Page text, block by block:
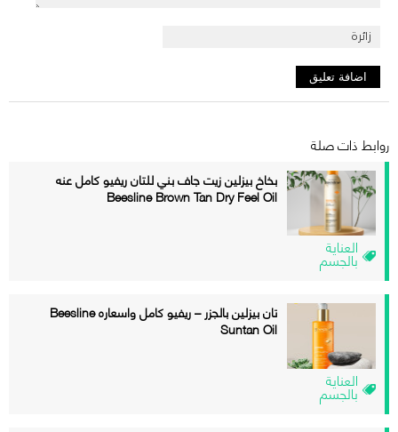
روابط ذات صلة
العناية
بالجسم
بخاخ بيزلين زيت جاف بني للتان ريفيو كامل عنه
Beesline Brown Tan Dry Feel Oil
العناية
بالجسم
تان بيزلين بالجزر – ريفيو كامل واسعاره Beesline
Suntan Oil